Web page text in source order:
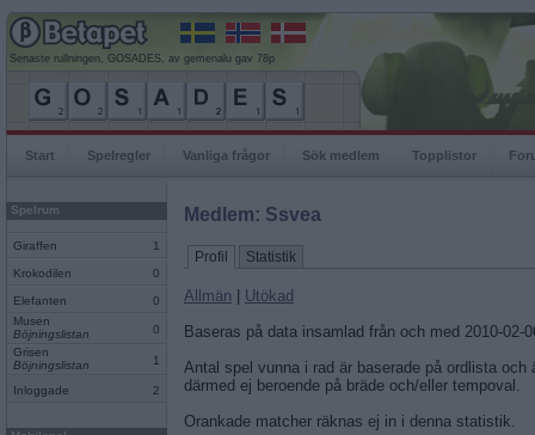
Senaste rullningen, GOSADES, av gemenalu gav 78p
Start Spelregler Vanliga frågor Sök medlem Topplistor
Spelrum
Giraffen 1
Krokodilen 0
Elefanten
0
Musen
Böjningslistan
0
Grisen
Böjningslistan
1
Inloggade 2
Medlem: Ssvea
Profil Statistik
Allmän
Utökad
Baseras på data insamlad från och med 2010-02-
Antal spel vunna i rad är baserade på ordlista och
därmed ej beroende på bräde och/eller tempoval.
Orankade matcher räknas ej in i denna statistik.